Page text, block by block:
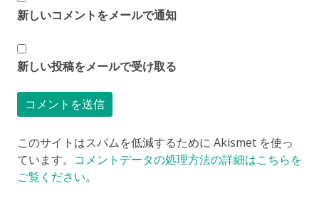
新しいコメントをメールで通知
新しい投稿をメールで受け取る
このサイトはスパムを低減するために Akismet を使っ
ています。 コメントデータの処理方法の詳細はこちらを
ご覧ください。